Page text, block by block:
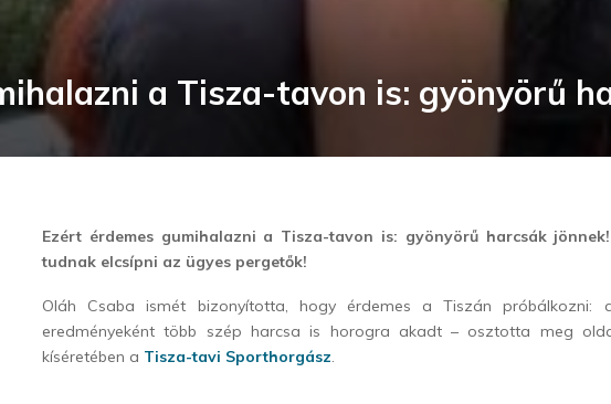
a Tisza-tavon is: gyönyörű
Ezért érdemes gumihalazni a Tisza-tavon is: gyönyörű harcsák
tudnak elcsípni az ügyes pergetők!
Oláh Csaba ismét bizonyította, hogy érdemes a Tiszán próbálkozni:
eredményeként több szép harcsa is horogra akadt – osztotta meg
kíséretében a Tisza-tavi Sporthorgász.